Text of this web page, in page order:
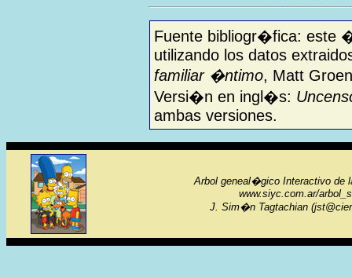
Fuente bibliogr�fica: este
utilizando los datos
familiar �ntimo, Matt
Versi�n en ingl�s:
ambas versiones.
Arbol geneal�gico Interactivo de
www.siyc.com.ar/
J. Sim�n Tagtachian